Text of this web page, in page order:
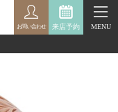
来店予約
お問い合わせ MENU